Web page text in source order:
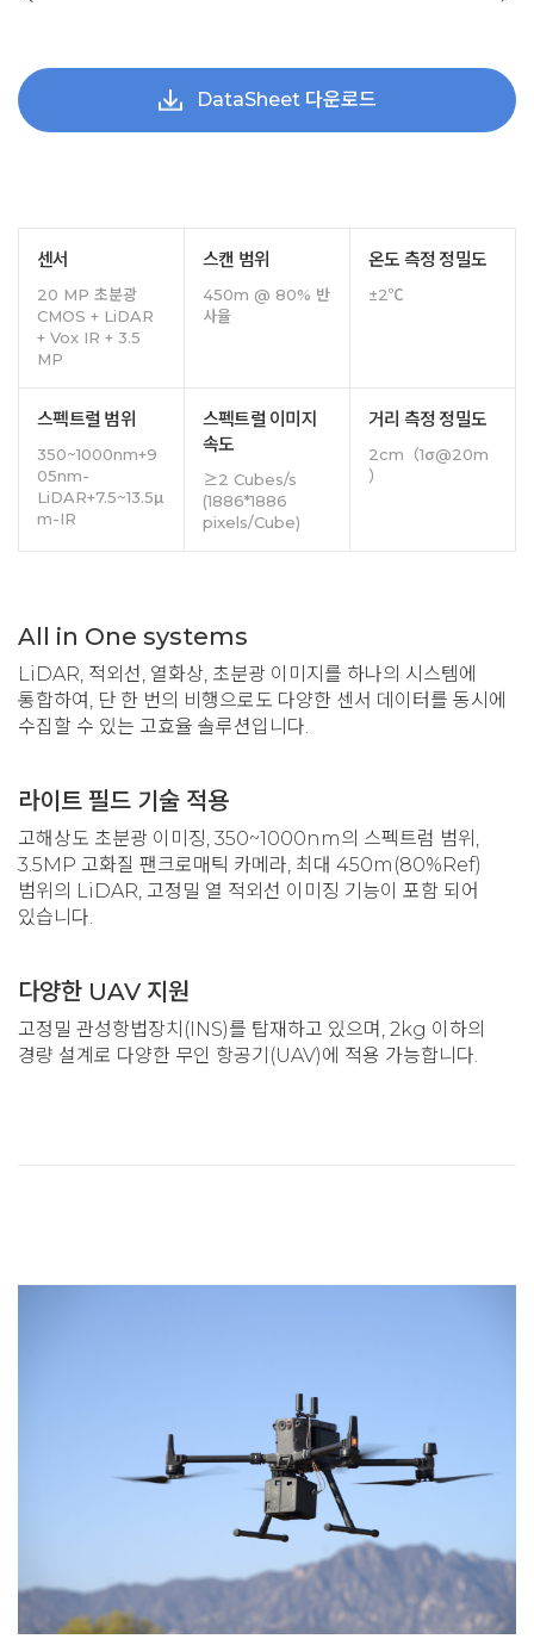
DataSheet 다운로드
센서
20 MP 초분광
CMOS + LiDAR
+ Vox IR + 3.5
MP
스캔 범위
450m @ 80% 반
사율
온도 측정 정밀도
±2℃
스펙트럴 범위
350~1000nm+9
05nm-
LiDAR+7.5~13.5μ
m-IR
스펙트럴 이미지
속도
≥2 Cubes/s
(1886*1886
pixels/Cube)
거리 측정 정밀도
2cm（1σ@20m
）
All in One systems
LiDAR, 적외선, 열화상, 초분광 이미지를 하나의 시스템에
통합하여, 단 한 번의 비행으로도 다양한 센서 데이터를 동시에
수집할 수 있는 고효율 솔루션입니다.
라이트 필드 기술 적용
고해상도 초분광 이미징, 350~1000nm의 스펙트럼 범위,
3.5MP 고화질 팬크로매틱 카메라, 최대 450m(80%Ref)
범위의 LiDAR, 고정밀 열 적외선 이미징 기능이 포함 되어
있습니다.
다양한 UAV 지원
고정밀 관성항법장치(INS)를 탑재하고 있으며, 2kg 이하의
경량 설계로 다양한 무인 항공기(UAV)에 적용 가능합니다.